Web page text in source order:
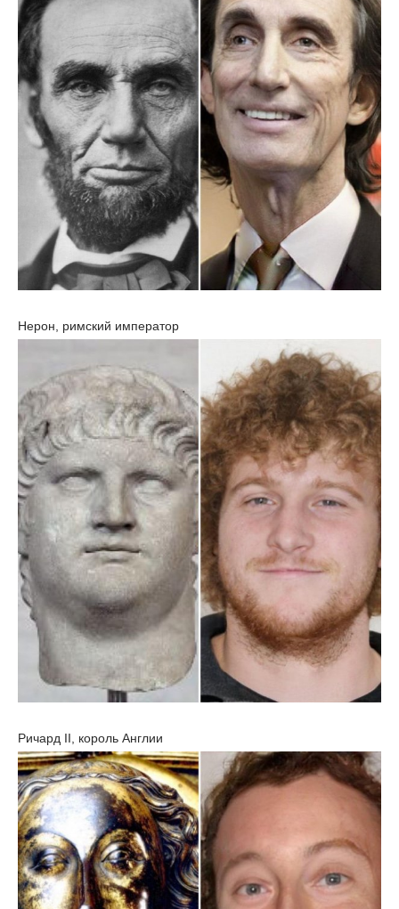
Нерон, римский император
Ричард II, король Англии